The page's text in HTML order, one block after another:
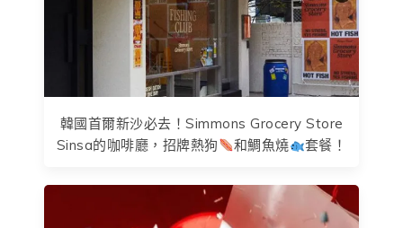
韓國首爾新沙必去！Simmons Grocery Store
Sinsa的咖啡廳，招牌熱狗
和鯛魚燒 套餐！